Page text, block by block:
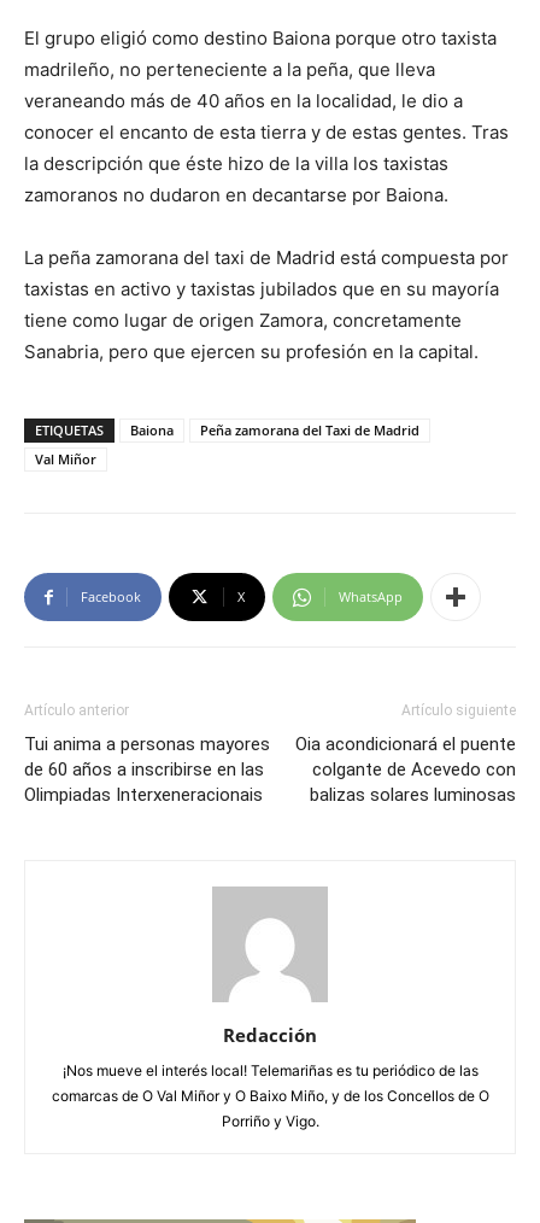
El grupo eligió como destino Baiona porque otro taxista
madrileño, no perteneciente a la peña, que lleva
veraneando más de 40 años en la localidad, le dio a
conocer el encanto de esta tierra y de estas gentes. Tras
la descripción que éste hizo de la villa los taxistas
zamoranos no dudaron en decantarse por Baiona.
La peña zamorana del taxi de Madrid está compuesta por
taxistas en activo y taxistas jubilados que en su mayoría
tiene como lugar de origen Zamora, concretamente
Sanabria, pero que ejercen su profesión en la capital.
ETIQUETAS Baiona
Peña zamorana del Taxi de Madrid
Val Miñor
Facebook X WhatsApp
Artículo anterior
Tui anima a personas mayores
de 60 años a inscribirse en las
Olimpiadas Interxeneracionais
Artículo siguiente
Oia acondicionará el puente
colgante de Acevedo con
balizas solares luminosas
Redacción
¡Nos mueve el interés local! Telemariñas es tu periódico de las
comarcas de O Val Miñor y O Baixo Miño, y de los Concellos de O
Porriño y Vigo.